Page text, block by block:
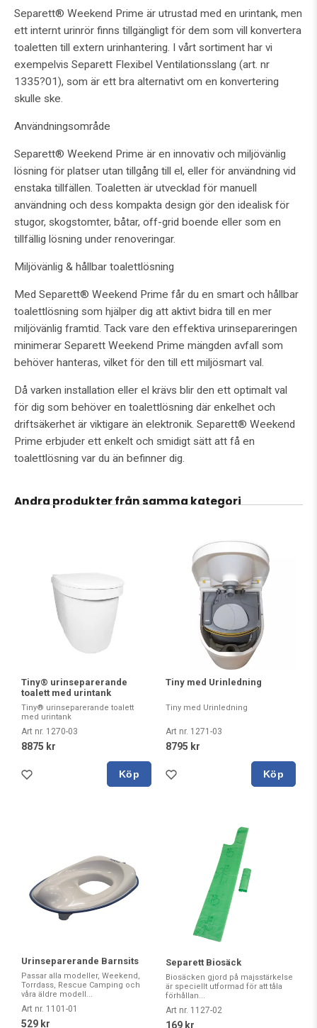
Separett® Weekend Prime är utrustad med en urintank, men
ett internt urinrör finns tillgängligt för dem som vill konvertera
toaletten till extern urinhantering. I vårt sortiment har vi
exempelvis Separett Flexibel Ventilationsslang (art. nr
1335?01), som är ett bra alternativt om en konvertering
skulle ske.
Användningsområde
Separett® Weekend Prime är en innovativ och miljövänlig
lösning för platser utan tillgång till el, eller för användning vid
enstaka tillfällen. Toaletten är utvecklad för manuell
användning och dess kompakta design gör den idealisk för
stugor, skogstomter, båtar, off-grid boende eller som en
tillfällig lösning under renoveringar.
Miljövänlig & hållbar toalettlösning
Med Separett® Weekend Prime får du en smart och hållbar
toalettlösning som hjälper dig att aktivt bidra till en mer
miljövänlig framtid. Tack vare den effektiva urinsepareringen
minimerar Separett Weekend Prime mängden avfall som
behöver hanteras, vilket för den till ett miljösmart val.
Då varken installation eller el krävs blir den ett optimalt val
för dig som behöver en toalettlösning där enkelhet och
driftsäkerhet är viktigare än elektronik. Separett® Weekend
Prime erbjuder ett enkelt och smidigt sätt att få en
toalettlösning var du än befinner dig.
Andra produkter från samma kategori
Tiny® urinseparerande
toalett med urintank
Tiny® urinseparerande toalett
med urintank
Art nr. 1270-03
8875 kr
Köp
Tiny med Urinledning
Tiny med Urinledning
Art nr. 1271-03
8795 kr
Köp
Urinseparerande Barnsits
Passar alla modeller, Weekend,
Torrdass, Rescue Camping och
våra äldre modell...
Art nr. 1101-01
529 kr
Separett Biosäck
Biosäcken gjord på majsstärkelse
är speciellt utformad för att tåla
förhållan...
Art nr. 1127-02
169 kr